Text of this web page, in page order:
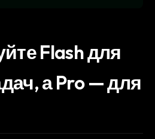
Flash для
а Pro — для